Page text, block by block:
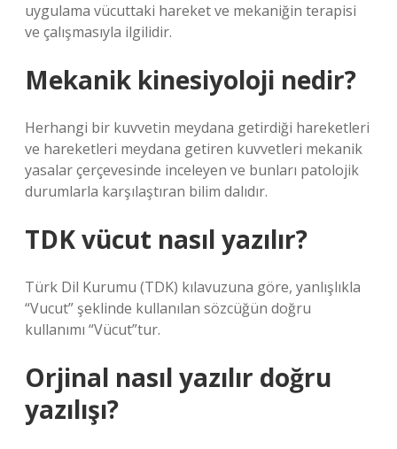
uygulama vücuttaki hareket ve mekaniğin terapisi
ve çalışmasıyla ilgilidir.
Mekanik kinesiyoloji nedir?
Herhangi bir kuvvetin meydana getirdiği hareketleri
ve hareketleri meydana getiren kuvvetleri mekanik
yasalar çerçevesinde inceleyen ve bunları patolojik
durumlarla karşılaştıran bilim dalıdır.
TDK vücut nasıl yazılır?
Türk Dil Kurumu (TDK) kılavuzuna göre, yanlışlıkla
“Vucut” şeklinde kullanılan sözcüğün doğru
kullanımı “Vücut”tur.
Orjinal nasıl yazılır doğru
yazılışı?